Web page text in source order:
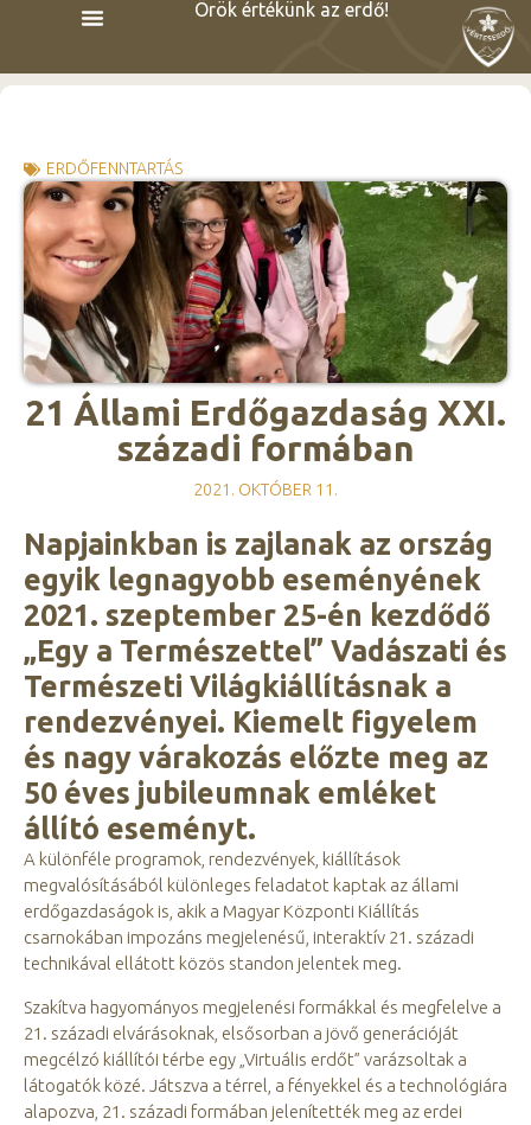
Örök értékünk az erdő!
ERDŐFENNTARTÁS
21 Állami Erdőgazdaság XXI.
századi formában
2021. OKTÓBER 11.
Napjainkban is zajlanak az ország
egyik legnagyobb eseményének
2021. szeptember 25-én kezdődő
„Egy a Természettel” Vadászati és
Természeti Világkiállításnak a
rendezvényei. Kiemelt figyelem
és nagy várakozás előzte meg az
50 éves jubileumnak emléket
állító eseményt.
A különféle programok, rendezvények, kiállítások
megvalósításából különleges feladatot kaptak az állami
erdőgazdaságok is, akik a Magyar Központi Kiállítás
csarnokában impozáns megjelenésű, interaktív 21. századi
technikával ellátott közös standon jelentek meg.
Szakítva hagyományos megjelenési formákkal és megfelelve a
21. századi elvárásoknak, elsősorban a jövő generációját
megcélzó kiállítói térbe egy „Virtuális erdőt” varázsoltak a
látogatók közé. Játszva a térrel, a fényekkel és a technológiára
alapozva, 21. századi formában jelenítették meg az erdei